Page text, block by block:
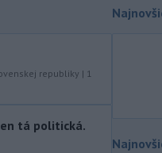
- Počet
v Konžskej
(KDR)
V
Slnka i
republiky | 1
len tá politická.